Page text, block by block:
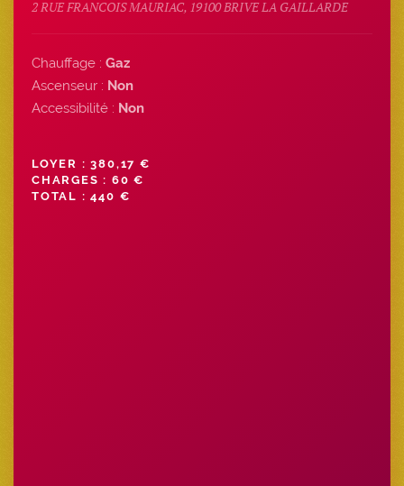
2 RUE FRANCOIS MAURIAC, 19100 BRIVE LA GAILLARDE
Chauffage : Gaz
Ascenseur : Non
Accessibilité : Non
LOYER : 380,17 €
CHARGES : 60 €
TOTAL : 440 €